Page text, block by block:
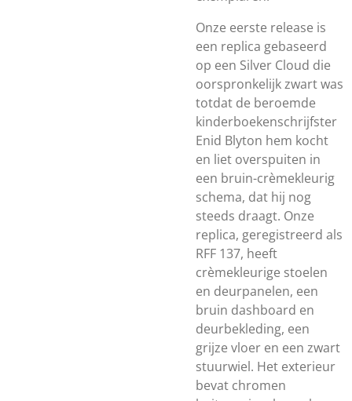
Onze eerste release is
een replica gebaseerd
op een Silver Cloud die
oorspronkelijk zwart was
totdat de beroemde
kinderboekenschrijfster
Enid Blyton hem kocht
en liet overspuiten in
een bruin-crèmekleurig
schema, dat hij nog
steeds draagt. Onze
replica, geregistreerd als
RFF 137, heeft
crèmekleurige stoelen
en deurpanelen, een
bruin dashboard en
deurbekleding, een
grijze vloer en een zwart
stuurwiel. Het exterieur
bevat chromen